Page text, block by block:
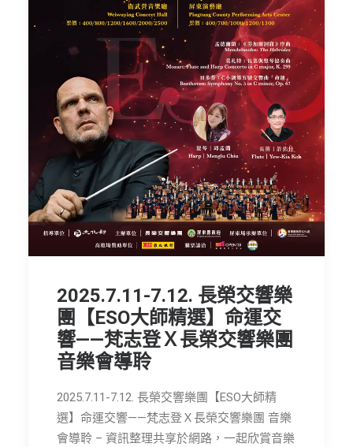
2025.7.11-7.12. 長榮交響樂
團【ESO大師精選】命運交
響——梵志登Ｘ長榮交響樂團
音樂會導聆
2025.7.11-7.12. 長榮交響樂團【ESO大師精
選】命運交響——梵志登Ｘ長榮交響樂團 音樂
會導聆 – 資訊整理共享於網路，一起欣賞音樂